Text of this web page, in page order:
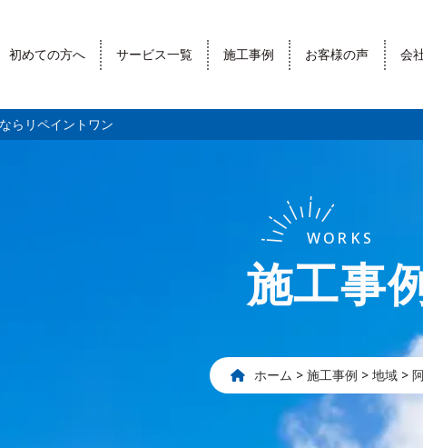
初めての方へ サービス一覧 施工事例 お客様の声 会
らリペイントワン
WORKS
施工事
ホーム > 施工事例 > 地域 >